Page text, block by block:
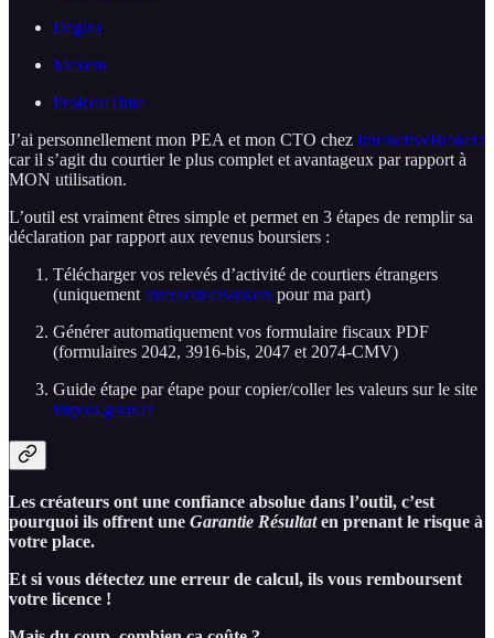
Degiro
Mexem
ProRealTime
J’ai personnellement mon PEA et mon CTO chez InteractiveBrokers
car il s’agit du courtier le plus complet et avantageux par rapport à
MON utilisation.
L’outil est vraiment êtres simple et permet en 3 étapes de remplir sa
déclaration par rapport aux revenus boursiers :
Télécharger vos relevés d’activité de courtiers étrangers
(uniquement InteractiveBrokers pour ma part)
Générer automatiquement vos formulaire fiscaux PDF
(formulaires 2042, 3916-bis, 2047 et 2074-CMV)
Guide étape par étape pour copier/coller les valeurs sur le site
impots.gouv.fr
Les créateurs ont une confiance absolue dans l’outil, c’est
pourquoi ils offrent une Garantie Résultaten prenant le risque à
votre place.
Et si vous détectez une erreur de calcul, ils vous remboursent
votre licence !